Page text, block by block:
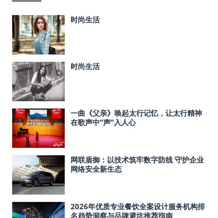
时尚生活
时尚生活
一曲《父亲》唤起太行记忆，让太行精神
在歌声中“声”入人心
网联盾御：以技术筑牢数字防线 守护企业
网络安全新生态
2026年优质专业餐饮全案设计服务机构排
名趋势洞察与品牌避坑推荐指南